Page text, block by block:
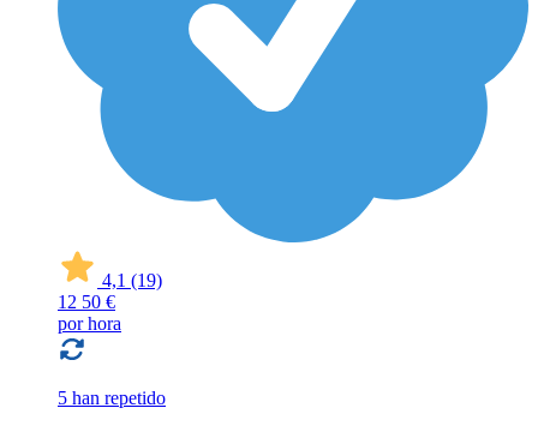
4,1 (19)
12 50 €
por hora
5 han repetido